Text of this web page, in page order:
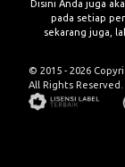
Disini Anda juga
pada setiap
sekarang juga,
© 2015 - 2026
All Rights Reserved.